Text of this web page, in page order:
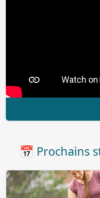
📅 Prochains